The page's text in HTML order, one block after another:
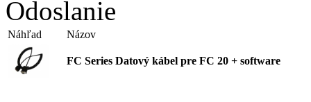
Odoslanie
Náhľad Názov
FC Series Datový kábel pre FC 20 + software